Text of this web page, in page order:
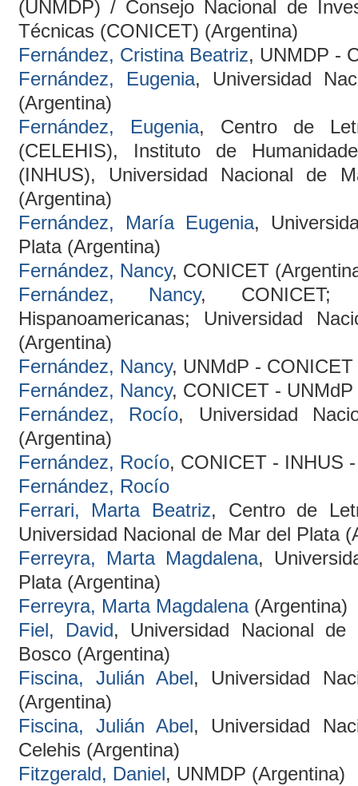
(UNMDP) / Consejo Nacional de
Técnicas (CONICET) (Argentina)
Fernández, Cristina Beatriz, UNMDP -
Fernández, Eugenia, Universidad
(Argentina)
Fernández, Eugenia, Centro de
(CELEHIS), Instituto de
(INHUS), Universidad Nacional de
(Argentina)
Fernández, María Eugenia,
Plata (Argentina)
Fernández, Nancy, CONICET
Fernández, Nancy, CONICET;
Hispanoamericanas; Universidad
(Argentina)
Fernández, Nancy, UNMdP -
Fernández, Nancy, CONICET -
Fernández, Rocío, Universidad
(Argentina)
Fernández, Rocío, CONICET - INHUS
Fernández, Rocío
Ferrari, Marta Beatriz, Centro de
Universidad Nacional de Mar del Plata
Ferreyra, Marta Magdalena,
Plata (Argentina)
Ferreyra, Marta Magdalena(Argentina)
Fiel, David, Universidad Nacional
Bosco (Argentina)
Fiscina, Julián Abel, Universidad
(Argentina)
Fiscina, Julián Abel, Universidad
Celehis (Argentina)
Fitzgerald, Daniel, UNMDP (Argentina)